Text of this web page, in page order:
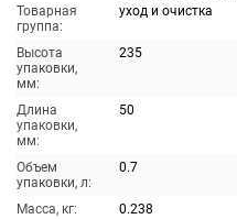
Товарная
группа:
уход и очистка
Высота
упаковки,
мм:
235
Длина
упаковки,
мм:
50
Объем
упаковки, л:
0.7
Масса, кг:
0.238